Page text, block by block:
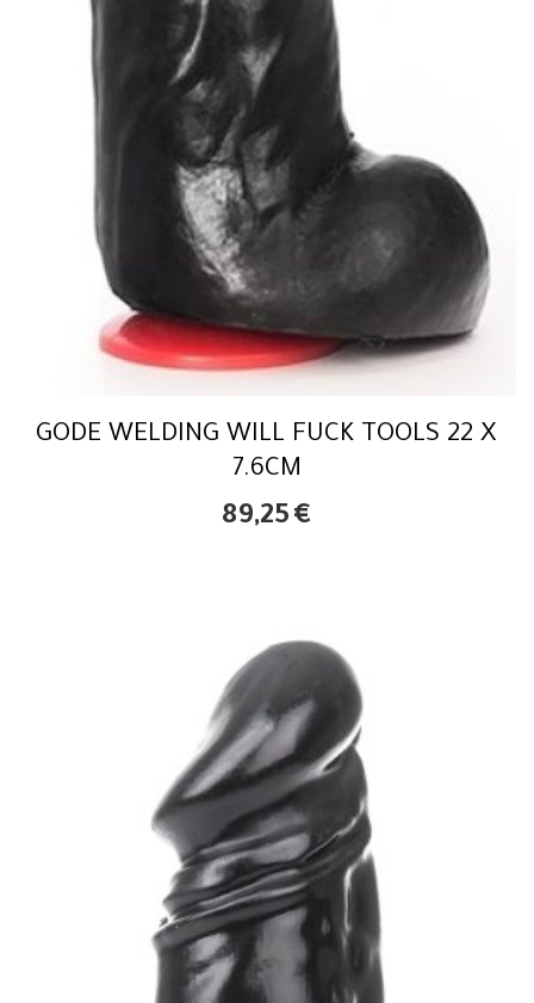
GODE WELDING WILL FUCK TOOLS 22 X
7.6CM
89,25 €